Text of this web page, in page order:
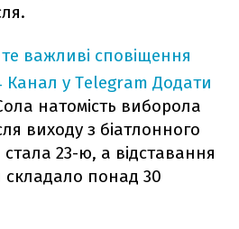
важливі сповіщення
Канал у Telegram Додати
натомість виборола
виходу з біатлонного
стала 23-ю, а відставання
складало понад 30